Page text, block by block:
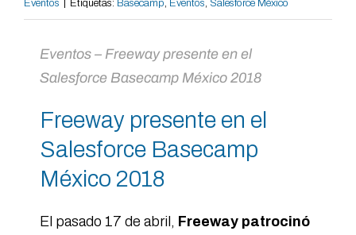
Eventos Etiquetas: Basecamp, Eventos, Salesforce México
Eventos – Freeway presente en el
Salesforce Basecamp México 2018
Freeway presente en el
Salesforce Basecamp
México 2018
El pasado 17 de abril, Freeway patrocinó